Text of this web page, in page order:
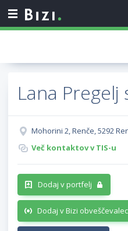
Lana Pregelj
Mohorini 2, Renče, 5292
Več kontaktov v TIS-u
Dodaj v portfelj
Dodaj v Bizi obveščevalec